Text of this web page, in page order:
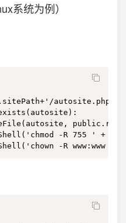
系统为例）
autosite.php'
-R 755 ' +
-R www:www '